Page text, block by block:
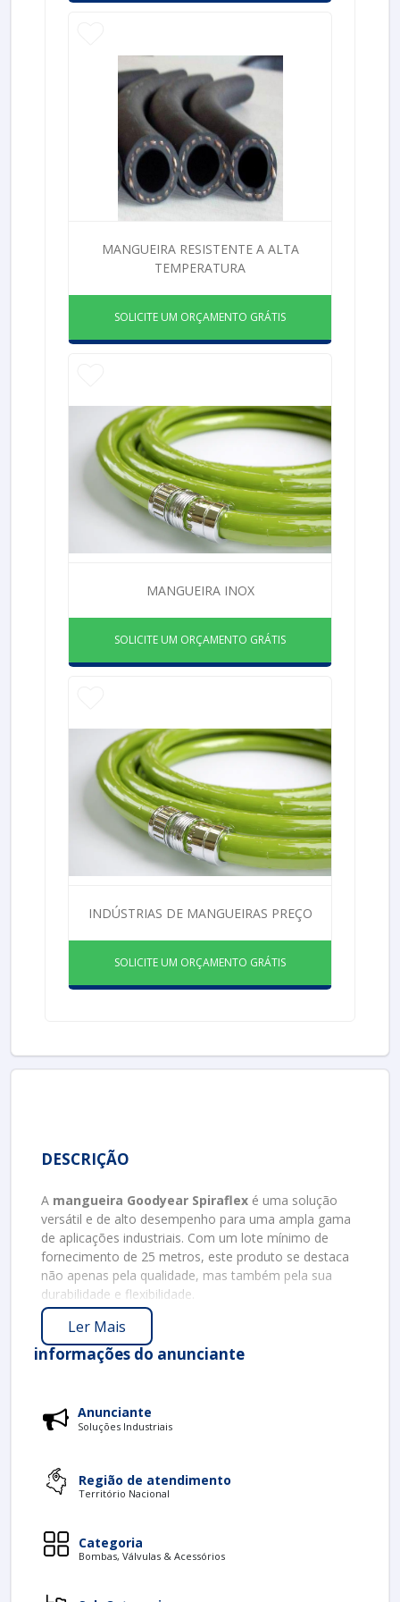
MANGUEIRA RESISTENTE A ALTA
TEMPERATURA
SOLICITE UM ORÇAMENTO GRÁTIS
MANGUEIRA INOX
SOLICITE UM ORÇAMENTO GRÁTIS
INDÚSTRIAS DE MANGUEIRAS PREÇO
SOLICITE UM ORÇAMENTO GRÁTIS
DESCRIÇÃO
A mangueira Goodyear Spiraflex é uma solução
versátil e de alto desempenho para uma ampla gama
de aplicações industriais. Com um lote mínimo de
fornecimento de 25 metros, este produto se destaca
não apenas pela qualidade, mas também pela sua
durabilidade e flexibilidade.
PRINCIPAIS CARACTERÍSTICAS
A mangueira Spiraflex é projetada para oferecer
Material de Alta Qualidade
Flexibilidade Superior: Permite manuseio
fácil e transporte em diversas condições.
variações de temperatura, facilitando seu uso em
diferentes ambientes.
Ler Mais
informações do anunciante
Anunciante
Soluções Industriais
Região de atendimento
Território Nacional
Categoria
Bombas, Válvulas & Acessórios